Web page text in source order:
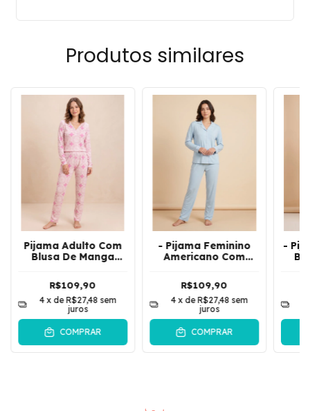
Produtos similares
Pijama Adulto Com
Blusa De Manga
Mandala | Rosa
R$109,90
4 x deR$27,48 sem
juros
COMPRAR
- Pijama Feminino
Americano Com
Longa e Calça Kayla
| Azul
R$109,90
4 x deR$27,48 sem
juros
COMPRAR
-